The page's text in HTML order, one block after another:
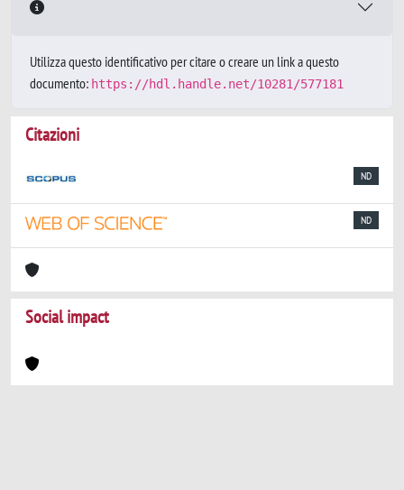
Utilizza questo identificativo per citare o creare un link a questo
documento: https://hdl.handle.net/10281/577181
Citazioni
ND
ND
Social impact